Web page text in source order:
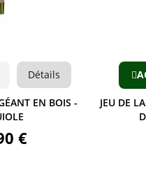
Détails
EN BOIS -
€
JEU DE